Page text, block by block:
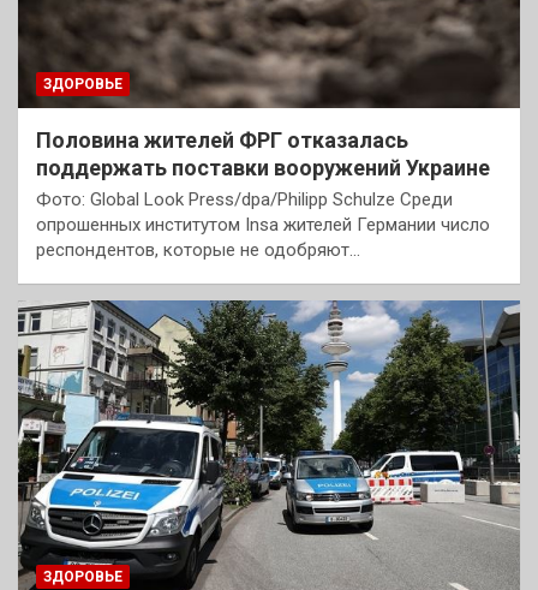
ЗДОРОВЬЕ
Половина жителей ФРГ отказалась
поддержать поставки вооружений Украине
Фото: Global Look Press/dpa/Philipp Schulze Среди
опрошенных институтом Insa жителей Германии число
респондентов, которые не одобряют…
ЗДОРОВЬЕ